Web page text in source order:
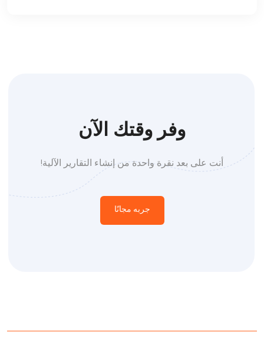
وفر وقتك الآن
أنت على بعد نقرة واحدة من إنشاء التقارير الآلية!
جربه مجانًا